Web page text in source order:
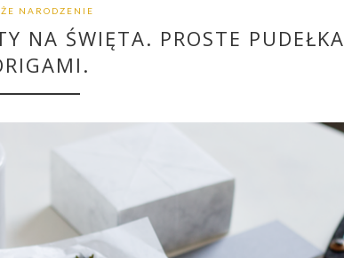
NARODZENIE
NA ŚWIĘTA. PROSTE PUDEŁKA